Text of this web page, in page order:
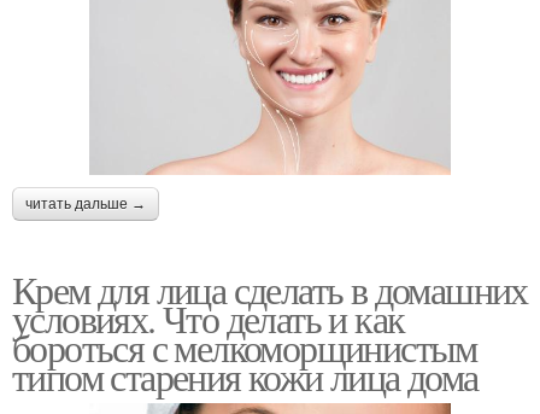
читать дальше →
Крем для лица сделать в домашних
условиях. Что делать и как
бороться с мелкоморщинистым
типом старения кожи лица дома